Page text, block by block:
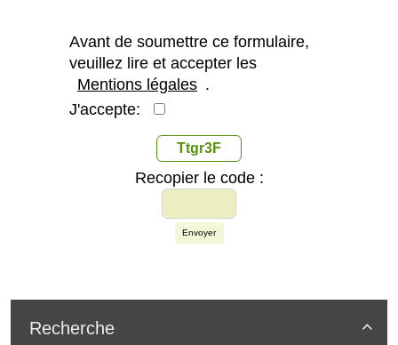
Avant de soumettre ce formulaire,
veuillez lire et accepter les
Mentions légales .
J'accepte:
Ttgr3F
Recopier le code :
Envoyer

Recherche